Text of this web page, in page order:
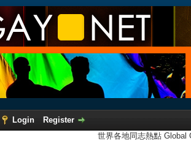
Login
Register
世界各地同志熱點